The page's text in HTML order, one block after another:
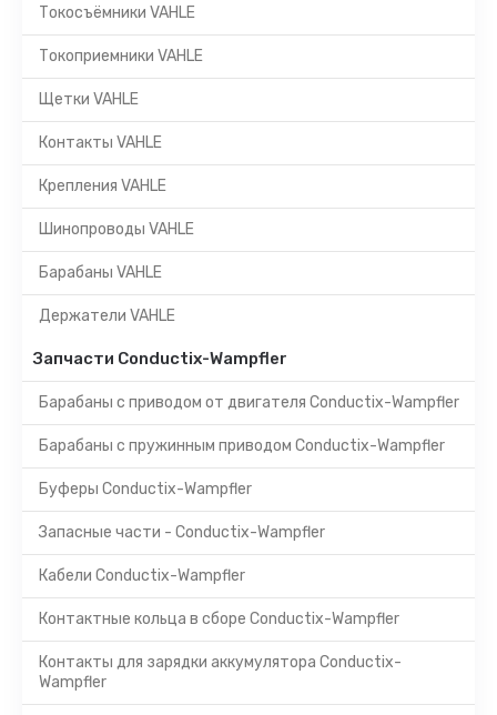
Токосъёмники VAHLE
Токоприемники VAHLE
Щетки VAHLE
Контакты VAHLE
Крепления VAHLE
Шинопроводы VAHLE
Барабаны VAHLE
Держатели VAHLE
Запчасти Conductix-Wampfler
Барабаны с приводом от двигателя Conductix-Wampfler
Барабаны с пружинным приводом Conductix-Wampfler
Буферы Conductix-Wampfler
Запасные части - Conductix-Wampfler
Кабели Conductix-Wampfler
Контактные кольца в сборе Conductix-Wampfler
Контакты для зарядки аккумулятора Conductix-
Wampfler